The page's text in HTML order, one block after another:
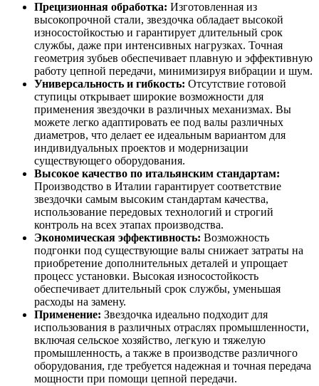
Прецизионная обработка: Изготовленная из
высокопрочной стали, звездочка обладает высокой
износостойкостью и гарантирует длительный срок
службы, даже при интенсивных нагрузках. Точная
геометрия зубьев обеспечивает плавную и эффективную
работу цепной передачи, минимизируя вибрации и шум.
Универсальность и гибкость: Отсутствие готовой
ступицы открывает широкие возможности для
применения звездочки в различных механизмах. Вы
можете легко адаптировать ее под валы различных
диаметров, что делает ее идеальным вариантом для
индивидуальных проектов и модернизации
существующего оборудования.
Высокое качество по итальянским стандартам:
Производство в Италии гарантирует соответствие
звездочки самым высоким стандартам качества,
использование передовых технологий и строгий
контроль на всех этапах производства.
Экономическая эффективность: Возможность
подгонки под существующие валы снижает затраты на
приобретение дополнительных деталей и упрощает
процесс установки. Высокая износостойкость
обеспечивает длительный срок службы, уменьшая
расходы на замену.
Применение: Звездочка идеально подходит для
использования в различных отраслях промышленности,
включая сельское хозяйство, легкую и тяжелую
промышленность, а также в производстве различного
оборудования, где требуется надежная и точная передача
мощности при помощи цепной передачи.